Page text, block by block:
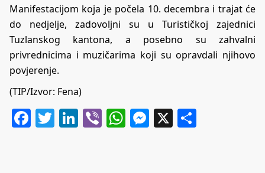
Manifestacijom koja je počela 10. decembra i trajat će
do nedjelje, zadovoljni su u Turističkoj zajednici
Tuzlanskog kantona, a posebno su zahvalni
privrednicima i muzičarima koji su opravdali njihovo
povjerenje.
(TIP/Izvor: Fena)
Facebook
Twitter
LinkedIn
ViberWhatsApp
Messenger
X